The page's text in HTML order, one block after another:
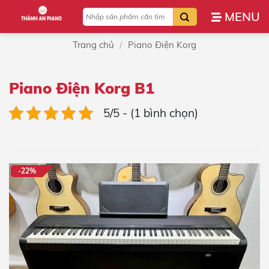
nội
Tìm
kiếm:
Trang chủ / Piano Điện Korg
Piano Điện Korg B1
5/5 - (1 bình chọn)
-22%